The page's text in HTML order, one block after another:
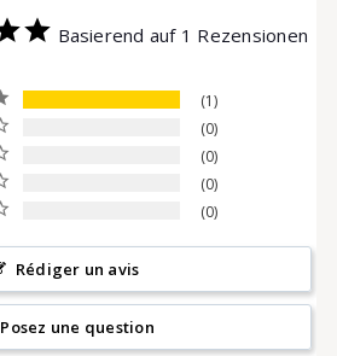
Basierend auf 1 Rezensionen
1
0
0
0
0
Rédiger un avis
Posez une question